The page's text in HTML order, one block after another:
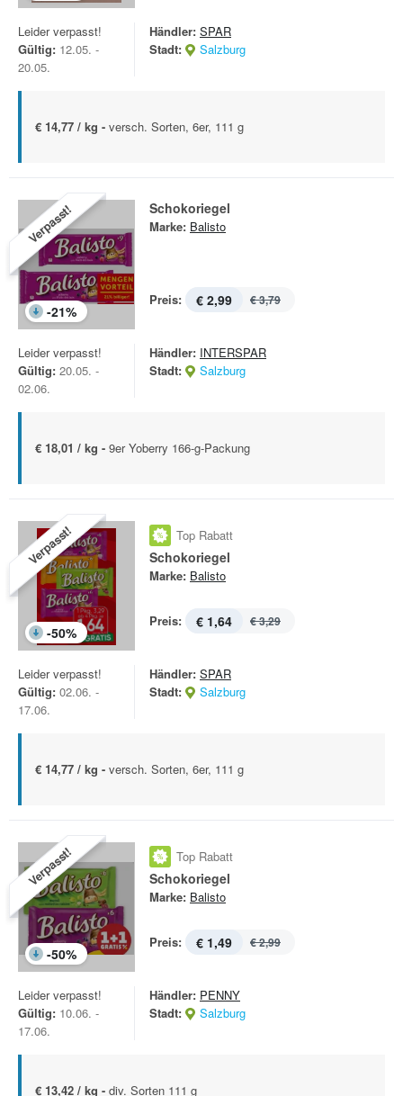
Leider verpasst!
Gültig: 12.05. -
20.05.
Händler: SPAR
Stadt:
Salzburg
€ 14,77 / kg - versch. Sorten, 6er, 111 g
Verpasst!
-21%
Schokoriegel
Marke: Balisto
Preis: € 2,99 € 3,79
Leider verpasst!
Gültig: 20.05. -
02.06.
Händler: INTERSPAR
Stadt:
Salzburg
€ 18,01 / kg - 9er Yoberry 166-g-Packung
Verpasst!
-50%
Top Rabatt
Schokoriegel
Marke: Balisto
Preis: € 1,64 € 3,29
Leider verpasst!
Gültig: 02.06. -
17.06.
Händler: SPAR
Stadt:
Salzburg
€ 14,77 / kg - versch. Sorten, 6er, 111 g
Verpasst!
-50%
Top Rabatt
Schokoriegel
Marke: Balisto
Preis: € 1,49 € 2,99
Leider verpasst!
Gültig: 10.06. -
17.06.
Händler: PENNY
Stadt:
Salzburg
€ 13,42 / kg - div. Sorten 111 g